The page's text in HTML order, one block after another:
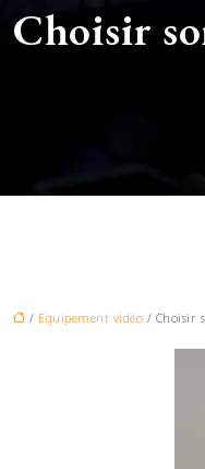
Choisir
/ Equipement vidéo / Choisir